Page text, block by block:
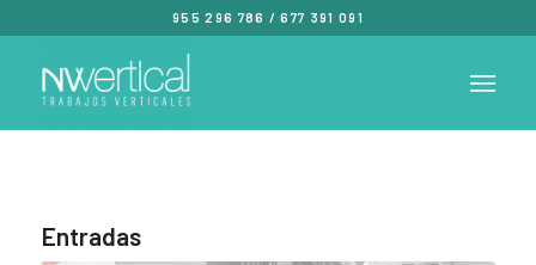
955 296 786 /677 391 091
Entradas